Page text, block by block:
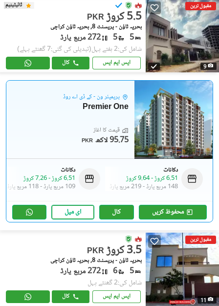
مقبول ترین
9
ٹائیٹینیم
PKR 5.5 کروڑ
بحریہ ٹاؤن - پریسنٹ 8, بحریہ ٹاؤن کراچی
5
5 272 مربع یارڈ
شامل کی:2 ہفتے پہل (تبدیلی کی گئی:7 گھنٹے پہلے)
ایس ایم ایس کال
پریمیئر ون - کے ڈی اے روڈ
Premier One
قیمت کا آغاز
PKR 95.75 لاکھ
دکانات
6.51 کروڑ
-9.64 کروڑ
148 مربع یارڈ
-219 مربع یارڈ
دکانات
6.51 کروڑ
-7.26 کروڑ
109 مربع یارڈ
-118 مربع یارڈ
محفوظ کریں کال ای میل
مقبول ترین
11
PKR 3.5 کروڑ
بحریہ ٹاؤن - پریسنٹ 8, بحریہ ٹاؤن کراچی
5
6 272 مربع یارڈ
شامل کی:2 گھنٹے پہل
ایس ایم ایس کال